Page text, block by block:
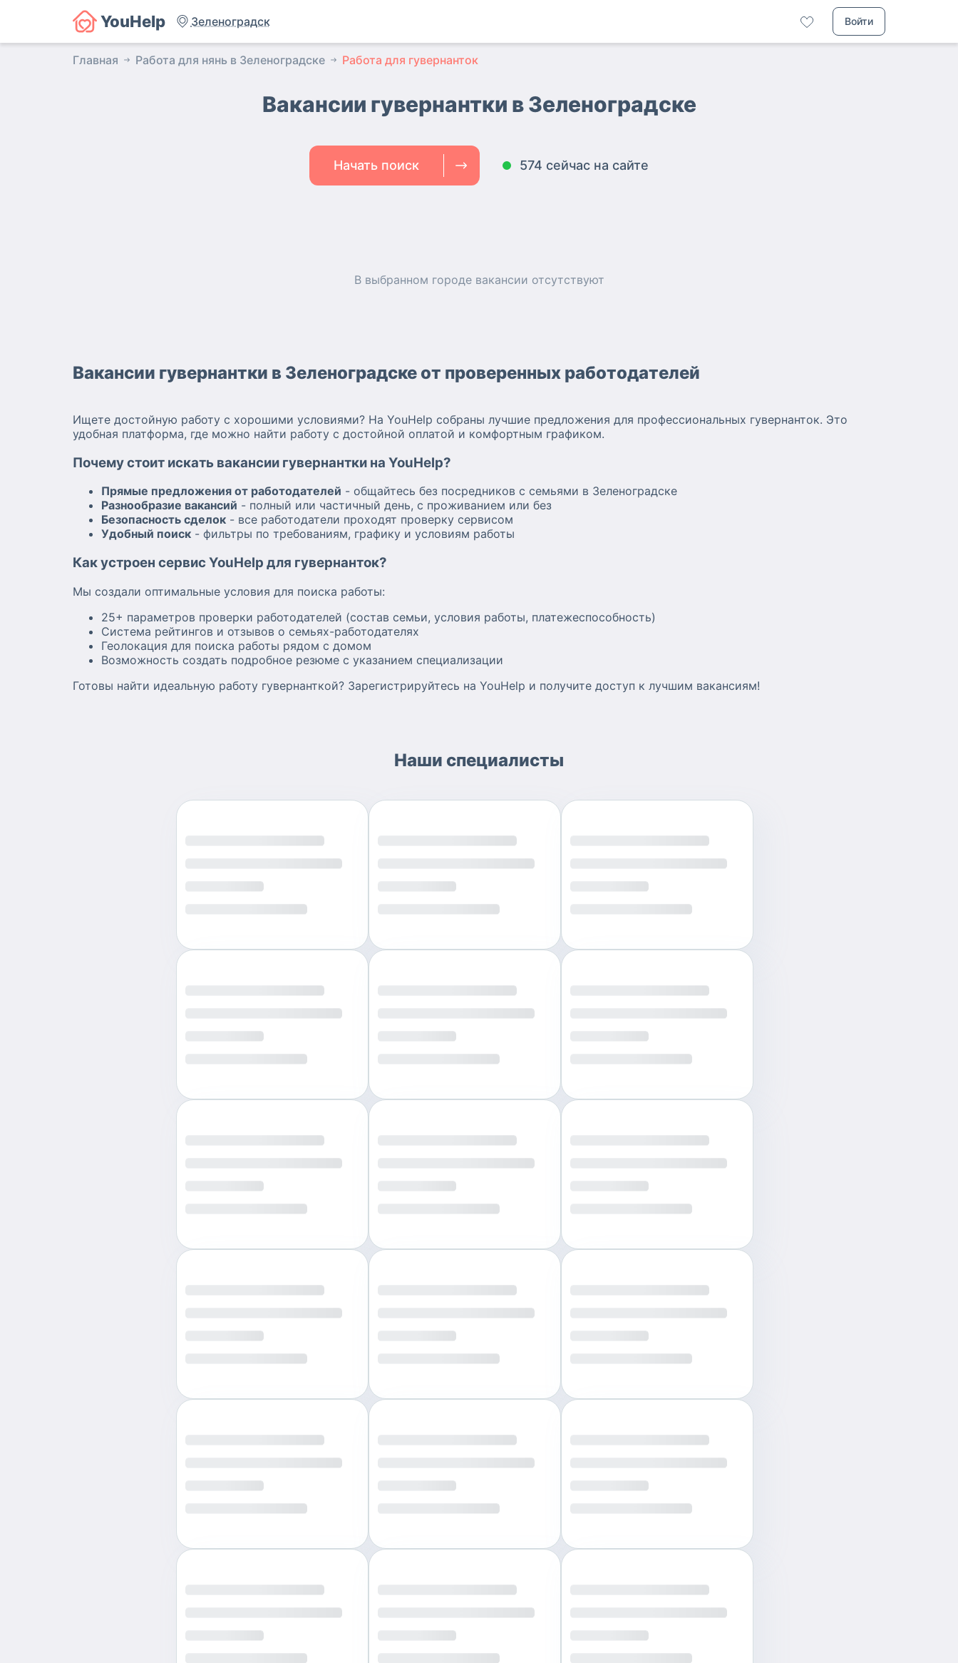
YouHelp Зеленоградск Войти
Главная Работа для нянь в Зеленоградске Работа для гувернанток
Вакансии гувернантки в Зеленоградске
Начать поиск 574 сейчас на сайте
В выбранном городе вакансии отсутствуют
Вакансии гувернантки в Зеленоградске от проверенных работодателей
Ищете достойную работу с хорошими условиями? На YouHelp собраны лучшие предложения для профессиональных гувернанток. Это
удобная платформа, где можно найти работу с достойной оплатой и комфортным графиком.
Почему стоит искать вакансии гувернантки на YouHelp?
Прямые предложения от работодателей - общайтесь без посредников с семьями в Зеленоградске
Разнообразие вакансий - полный или частичный день, с проживанием или без
Безопасность сделок - все работодатели проходят проверку сервисом
Удобный поиск - фильтры по требованиям, графику и условиям работы
Как устроен сервис YouHelp для гувернанток?
Мы создали оптимальные условия для поиска работы:
25+ параметров проверки работодателей (состав семьи, условия работы, платежеспособность)
Система рейтингов и отзывов о семьях-работодателях
Геолокация для поиска работы рядом с домом
Возможность создать подробное резюме с указанием специализации
Готовы найти идеальную работу гувернанткой? Зарегистрируйтесь на YouHelp и получите доступ к лучшим вакансиям!
Наши специалисты